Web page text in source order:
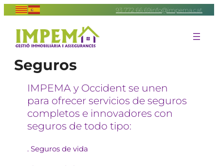
Saltar
contenido
93 772 66 69info@impema.cat
Seguros
IMPEMA y Occident se unen
para ofrecer servicios de seguros
completos e innovadores con
seguros de todo tipo:
. Seguros de vida